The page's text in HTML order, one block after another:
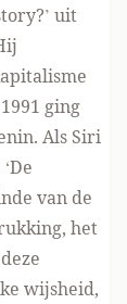
uit
ging
Als Siri
van de
het
wijsheid,